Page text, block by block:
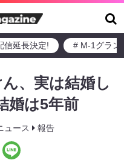
信延長決定! # M-1グラン
、実は結婚し
婚は5年前
ュース 報告